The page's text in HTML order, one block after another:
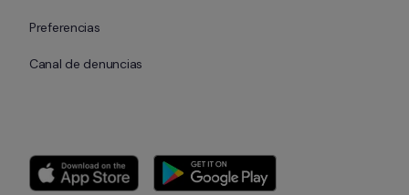
Preferencias
Canal de denuncias